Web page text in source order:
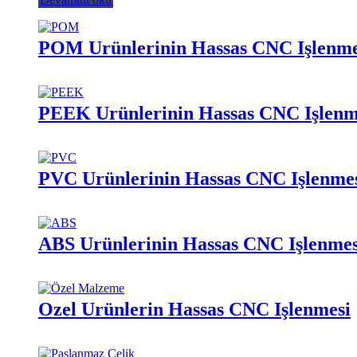
POM Ürünlerinin Hassas CNC
PEEK Ürünlerinin Hassas CNC
PVC Ürünlerinin Hassas CNC
ABS Ürünlerinin Hassas CNC
Özel Ürünlerin Hassas CNC İşlenmesi